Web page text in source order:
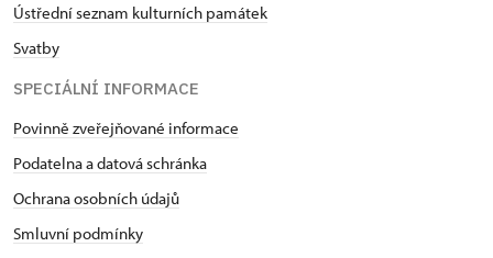
Ústřední seznam kulturních památek
Svatby
SPECIÁLNÍ INFORMACE
Povinně zveřejňované informace
Podatelna a datová schránka
Ochrana osobních údajů
Smluvní podmínky